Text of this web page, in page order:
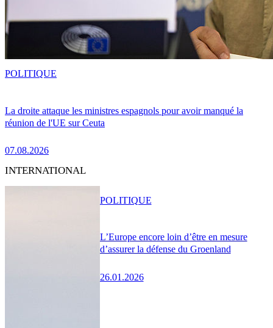
La droite attaque les ministres espagnols pour avoir manqué la
réunion de l'UE sur Ceuta
07.08.2026
POLITIQUE
INTERNATIONAL
L’Europe encore loin d’être en mesure
d’assurer la défense du Groenland
26.01.2026
POLITIQUE